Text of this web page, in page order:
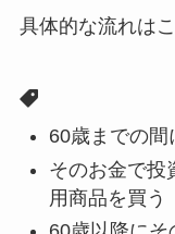
具体的な流れは
60歳までの間
そのお金で投
用商品を買う